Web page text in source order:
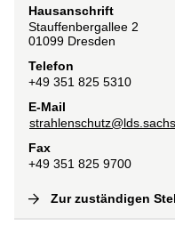
Hausanschrift
Stauffenbergallee 2
01099 Dresden
Telefon
+49 351 825 5310
E-Mail
Fax
+49 351 825 9700
Zur zuständigen